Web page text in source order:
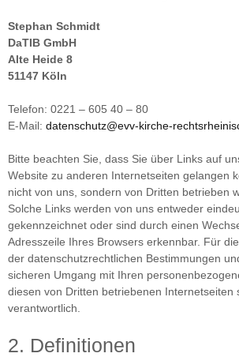
Stephan Schmidt
DaTIB GmbH
Alte Heide 8
51147 Köln
Telefon: 0221 – 605 40 – 80
E-Mail: datenschutz@evv-kirche-
Bitte beachten Sie, dass Sie über Links auf
Website zu anderen Internetseiten gelangen
nicht von uns, sondern von Dritten betrieben
Solche Links werden von uns entweder
gekennzeichnet oder sind durch einen
Adresszeile Ihres Browsers erkennbar. Für
der datenschutzrechtlichen Bestimmungen
sicheren Umgang mit Ihren
diesen von Dritten betriebenen Internetseiten
verantwortlich.
2. Definitionen